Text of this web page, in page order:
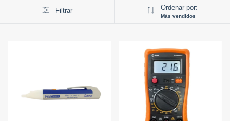
Filtrar Ordenar por:
Más vendidos